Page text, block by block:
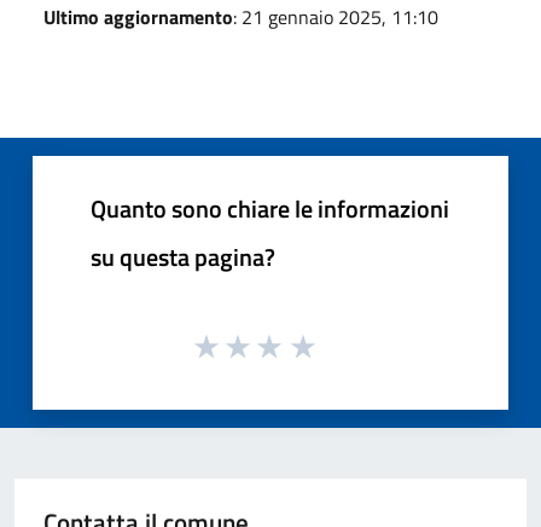
Ultimo aggiornamento: 21 gennaio 2025, 11:10
Quanto sono chiare le informazioni
su questa pagina?